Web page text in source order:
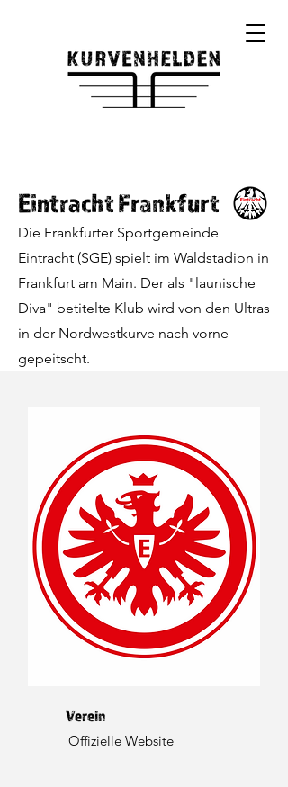
Eintracht Frankfurt
Die Frankfurter Sportgemeinde
Eintracht (SGE) spielt im Waldstadion in
Frankfurt am Main. Der als "launische
Diva" betitelte Klub wird von den Ultras
in der Nordwestkurve nach vorne
gepeitscht.
Verein
Offizielle Website